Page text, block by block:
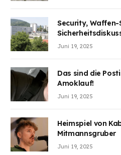
Security,
Juni 19, 2025
Das sind die
Amoklauf!
Juni 19, 2025
Heimspiel von
Mitmannsgruber
Juni 19, 2025